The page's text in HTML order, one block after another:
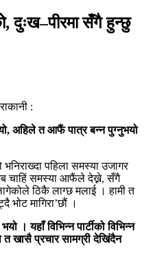
दुःख–पीरमा सँगै हुन्छु
:
, अहिले त आफैं पात्र बन्न पुग्नुभयो
पहिला समस्या उजागर
अब चाहिं समस्या आफैंले देख्ने, सँगै
ठिकै लाग्छ मलाई । हामी त
भोट मागिरा’छौं ।
यहाँ विभिन्न पार्टीको विभिन्न
त खासै प्रचार सामग्री देखिंदैन